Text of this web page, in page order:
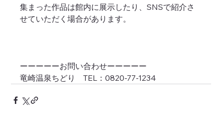
集まった作品は館内に展示したり、SNSで紹介さ
せていただく場合があります。
ーーーーーお問い合わせーーーーー
竜崎温泉ちどり　TEL：0820-77-1234